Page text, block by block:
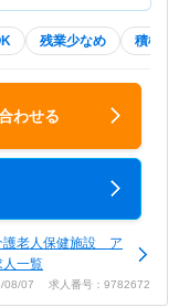
残業少なめ 積極採
わせる
老人保健施設 ア
人一覧
08/07 求人番号：9782672